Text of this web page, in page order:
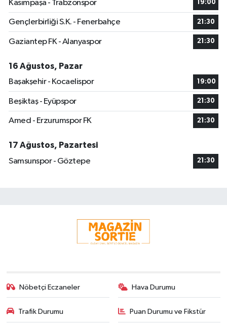
Kasımpaşa - Trabzonspor 19:00
Gençlerbirliği S.K. - Fenerbahçe 21:30
Gaziantep FK - Alanyaspor 21:30
16 Ağustos, Pazar
Başakşehir - Kocaelispor
19:00
Beşiktaş - Eyüpspor 21:30
Amed - Erzurumspor FK 21:30
17 Ağustos, Pazartesi
Samsunspor - Göztepe
21:30
Nöbetçi Eczaneler Hava Durumu
Trafik Durumu Puan Durumu ve Fikstür